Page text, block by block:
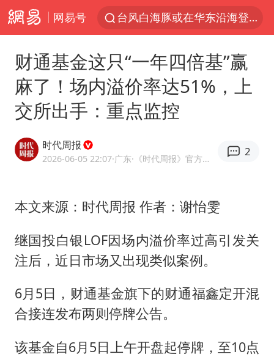
网易号
台风白海豚或在华东沿海登陆
41岁女子为鼓励女儿考上985研究生
美国退回1000亿美元关税
河南试行周五下午弹性离岗
儿科医生漏诊获刑：我认错但不能认罪
如何把百年大党建设得更加坚强有力
李亚鹏向地铁吐血女孩捐99999元
财通基金这只“一年四倍基”赢
麻了！场内溢价率达51%，上
交所出手：重点监控
时代周报
2026-06-05 22:07·广东 ·《时代周报》官方网易号
2
本文来源：时代周报 作者：谢怡雯
继国投白银LOF因场内溢价率过高引发关
注后，近日市场又出现类似案例。
6月5日，财通基金旗下的财通福鑫定开混
合接连发布两则停牌公告。
该基金自6月5日上午开盘起停牌，至10点